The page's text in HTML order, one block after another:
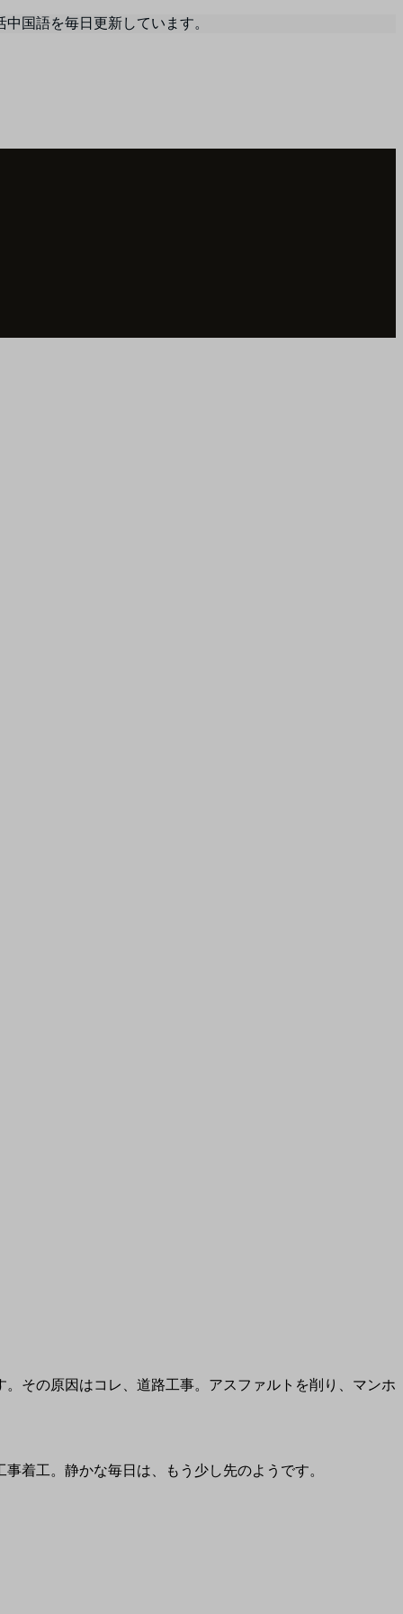
国語を毎日更新しています。
その原因はコレ、道路工事。アスファルトを削り、マンホ
着工。静かな毎日は、もう少し先のようです。